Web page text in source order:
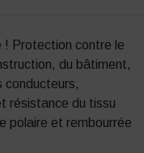
! Protection contre le
du bâtiment,
conducteurs,
résistance du tissu
polaire et rembourrée